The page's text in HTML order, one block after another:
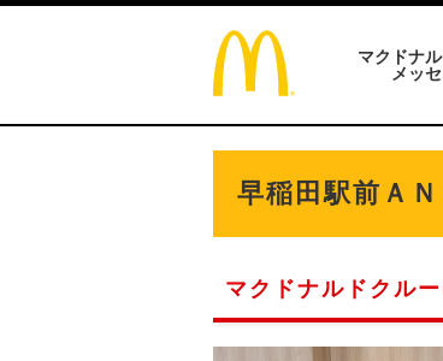
マクドナ
メッ
早稲田駅前Ａ
マクドナルドクルー